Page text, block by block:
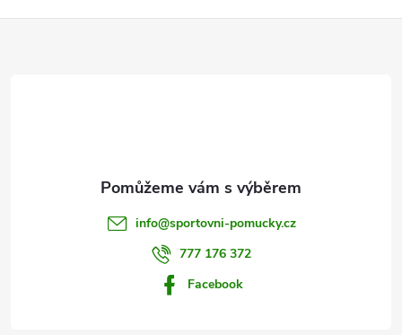
info@sportovni-pomucky.cz
777 176 372
Facebook